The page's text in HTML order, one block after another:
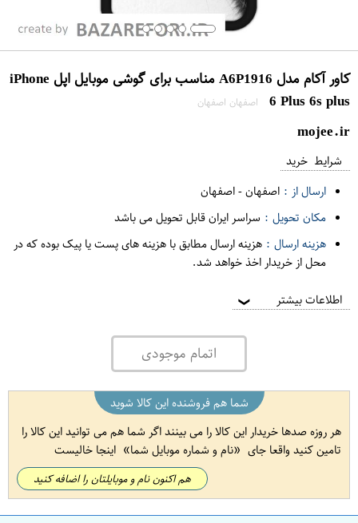
کاور آکام مدل A6P1916 مناسب برای گوشی موبایل اپل iPhone
6 Plus 6s plus
اصفهان اصفهان
mojee.ir
شرایط خرید
ارسال از : اصفهان-اصفهان
مکان تحویل : سراسر ایران قابل تحویل می باشد
هزینه ارسال : هزینه ارسال مطابق با هزینه های پست یا پیک بوده که در
محل از خریدار اخذ خواهد شد.
اطلاعات بیشتر ❯
اتمام موجودی
شما هم فروشنده این کالا شوید
هر روزه صدها خریدار این کالا را می بینند اگر شما هم می توانید این کالا را
تامین کنید واقعا جای
نام و شماره موبایل شما اینجا خالیست
هم اکنون نام و موبایلتان را اضافه کنید